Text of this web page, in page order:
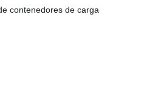
contenedores de carga